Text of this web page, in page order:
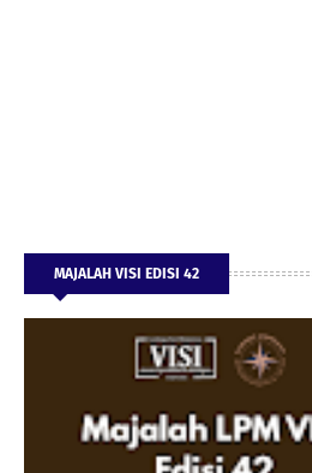
MAJALAH VISI EDISI 42